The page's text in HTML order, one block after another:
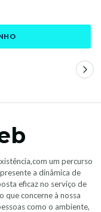
um percurso
a dinâmica de
eficaz no serviço de
que concerne à nossa
como o ambiente,